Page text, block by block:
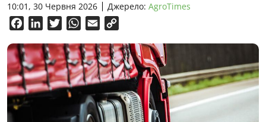
10:01, 30 Червня 2026 Джерело: AgroTimes
FacebookLinkedInTwitterWhatsApp
Email